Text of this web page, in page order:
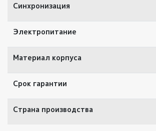
Синхронизация
Электропитание
Материал корпуса
Срок гарантии
Страна производства